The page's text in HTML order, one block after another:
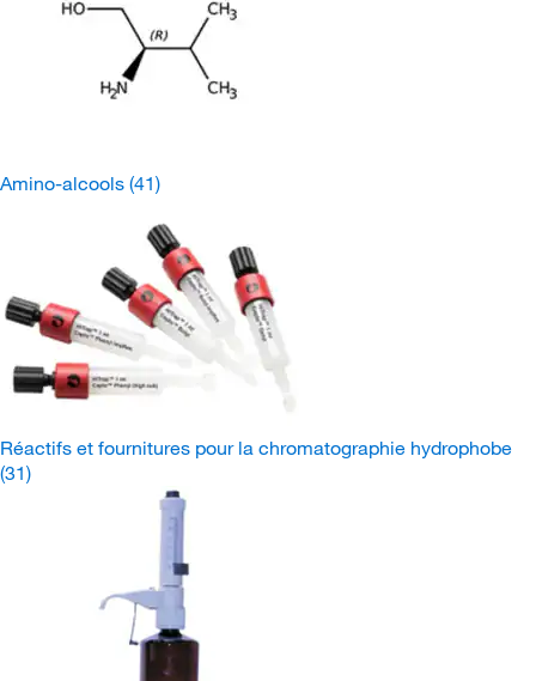
Amino-alcools (41)
Réactifs et fournitures pour la chromatographie hydrophobe
(31)